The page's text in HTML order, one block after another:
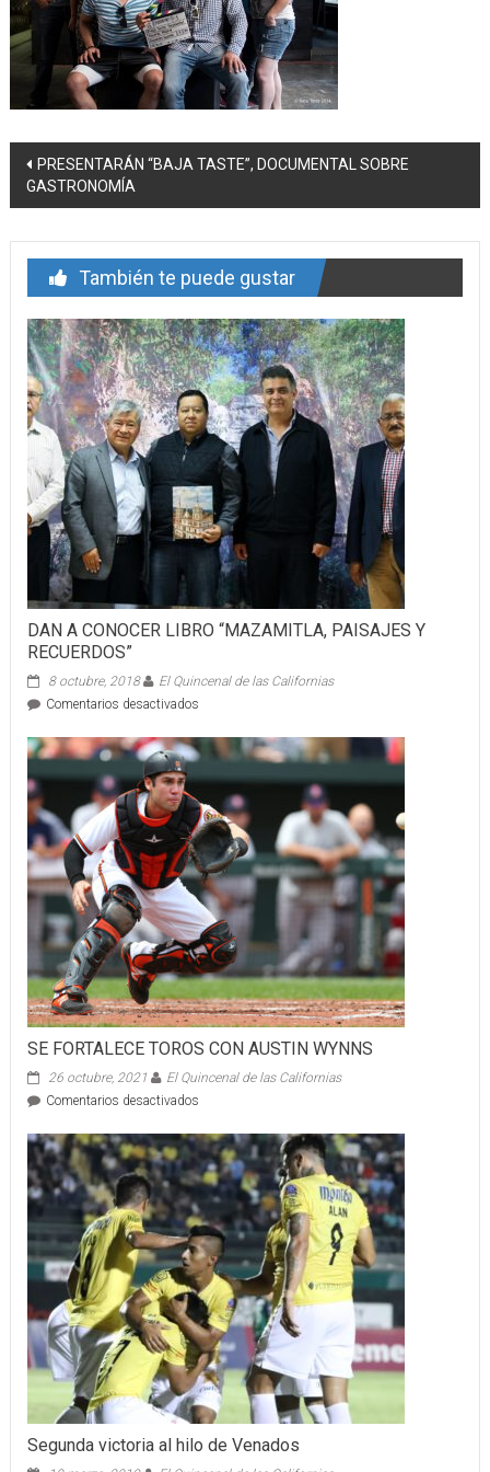
Navegación
de
entrada
PRESENTARÁN “BAJA TASTE”, DOCUMENTAL SOBRE
GASTRONOMÍA
También te puede gustar
DAN A CONOCER LIBRO “MAZAMITLA, PAISAJES Y
RECUERDOS”
8 octubre, 2018
El Quincenal de las Californias
Comentarios desactivadosen
A
CONOCER
LIBRO
“MAZAMITLA,
PAISAJES
RECUERDOS”
SE FORTALECE TOROS CON AUSTIN WYNNS
26 octubre, 2021
El Quincenal de las Californias
Comentarios desactivadosen
FORTALECE
TOROS
CON
AUSTIN
WYNNS
Segunda victoria al hilo de Venados